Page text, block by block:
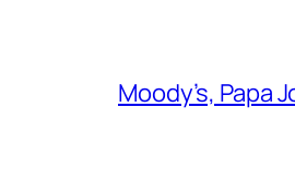
Moody’s, Papa